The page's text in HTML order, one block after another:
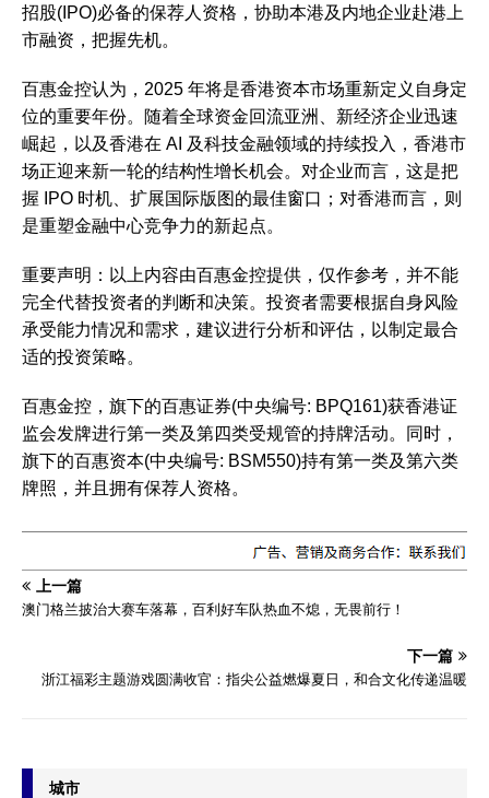
招股(IPO)必备的保荐人资格，协助本港及内地企业赴港上
市融资，把握先机。
百惠金控认为，2025 年将是香港资本市场重新定义自身定
位的重要年份。随着全球资金回流亚洲、新经济企业迅速
崛起，以及香港在 AI 及科技金融领域的持续投入，香港市
场正迎来新一轮的结构性增长机会。对企业而言，这是把
握 IPO 时机、扩展国际版图的最佳窗口；对香港而言，则
是重塑金融中心竞争力的新起点。
重要声明：以上内容由百惠金控提供，仅作参考，并不能
完全代替投资者的判断和决策。投资者需要根据自身风险
承受能力情况和需求，建议进行分析和评估，以制定最合
适的投资策略。
百惠金控，旗下的百惠证券(中央编号: BPQ161)获香港证
监会发牌进行第一类及第四类受规管的持牌活动。同时，
旗下的百惠资本(中央编号: BSM550)持有第一类及第六类
牌照，并且拥有保荐人资格。
上一篇
澳门格兰披治大赛车落幕，百利好车队热血不熄，无畏前行！
下一篇
浙江福彩主题游戏圆满收官：指尖公益燃爆夏日，和合文化传递温暖
城市